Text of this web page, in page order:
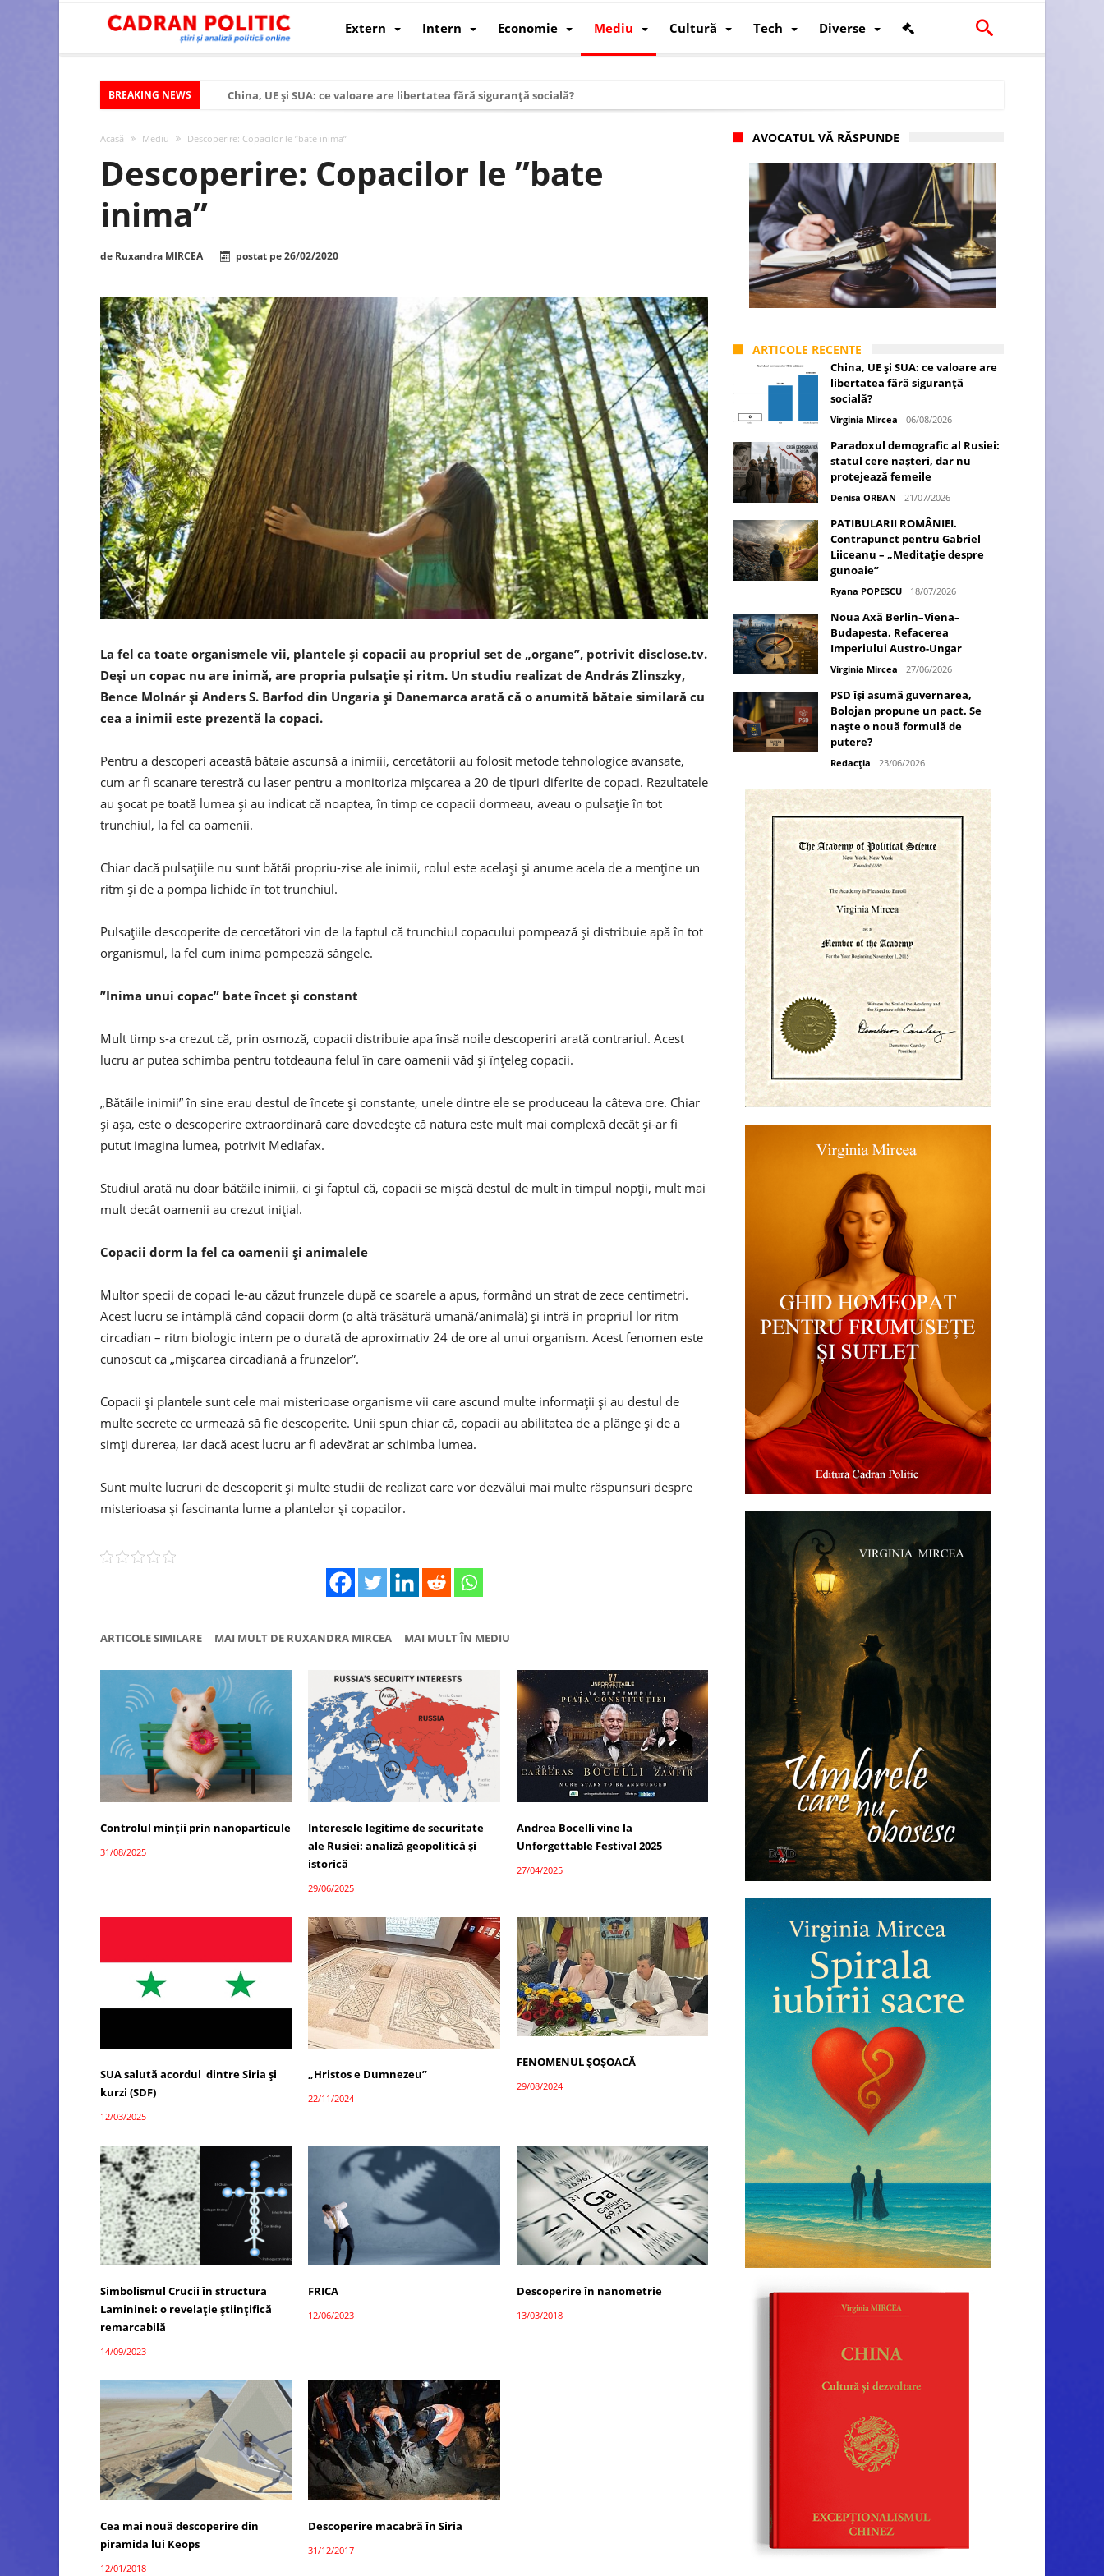
Extern Intern Economie Mediu Cultură Tech Diverse
BREAKING NEWS
China, UE și SUA: ce valoare are libertatea fără siguranță socială?
Modelul economic al Chinei: cum a devenit atelierul lumii și rivalul economic al SUA
Viitorul României în Uniunea Europeană. Ce ne așteaptă? – O analiză structurală a demografiei, fiscalității și poziției României în U.E.
Controlul minții prin nanoparticule
Huawei dezvoltă un nou cip AI pentru a înlocui Nvidia
Acasă Mediu Descoperire: Copacilor le ”bate inima”
Descoperire: Copacilor le ”bate
inima”
de Ruxandra MIRCEA postat pe26/02/2020
La fel ca toate organismele vii, plantele şi copacii au propriul set de „organe”, potrivit disclose.tv.
Deşi un copac nu are inimă, are propria pulsaţie şi ritm. Un studiu realizat de András Zlinszky,
Bence Molnár şi Anders S. Barfod din Ungaria şi Danemarca arată că o anumită bătaie similară cu
cea a inimii este prezentă la copaci.
Pentru a descoperi această bătaie ascunsă a inimiii, cercetătorii au folosit metode tehnologice avansate,
cum ar fi scanare terestră cu laser pentru a monitoriza mişcarea a 20 de tipuri diferite de copaci. Rezultatele
au şocat pe toată lumea şi au indicat că noaptea, în timp ce copacii dormeau, aveau o pulsaţie în tot
trunchiul, la fel ca oamenii.
Chiar dacă pulsaţiile nu sunt bătăi propriu-zise ale inimii, rolul este acelaşi şi anume acela de a menţine un
ritm şi de a pompa lichide în tot trunchiul.
Pulsaţiile descoperite de cercetători vin de la faptul că trunchiul copacului pompează şi distribuie apă în tot
organismul, la fel cum inima pompează sângele.
”Inima unui copac” bate încet și constant
Mult timp s-a crezut că, prin osmoză, copacii distribuie apa însă noile descoperiri arată contrariul. Acest
lucru ar putea schimba pentru totdeauna felul în care oamenii văd şi înţeleg copacii.
„Bătăile inimii” în sine erau destul de încete şi constante, unele dintre ele se produceau la câteva ore. Chiar
şi aşa, este o descoperire extraordinară care dovedeşte că natura este mult mai complexă decât şi-ar fi
putut imagina lumea, potrivit Mediafax.
Studiul arată nu doar bătăile inimii, ci şi faptul că, copacii se mişcă destul de mult în timpul nopţii, mult mai
mult decât oamenii au crezut iniţial.
Copacii dorm la fel ca oamenii și animalele
Multor specii de copaci le-au căzut frunzele după ce soarele a apus, formând un strat de zece centimetri.
Acest lucru se întâmplă când copacii dorm (o altă trăsătură umană/animală) şi intră în propriul lor ritm
circadian – ritm biologic intern pe o durată de aproximativ 24 de ore al unui organism. Acest fenomen este
cunoscut ca „mişcarea circadiană a frunzelor”.
Copacii şi plantele sunt cele mai misterioase organisme vii care ascund multe informaţii şi au destul de
multe secrete ce urmează să fie descoperite. Unii spun chiar că, copacii au abilitatea de a plânge şi de a
simţi durerea, iar dacă acest lucru ar fi adevărat ar schimba lumea.
Sunt multe lucruri de descoperit şi multe studii de realizat care vor dezvălui mai multe răspunsuri despre
misterioasa şi fascinanta lume a plantelor şi copacilor.
ARTICOLE SIMILARE MAI MULT DE RUXANDRA MIRCEA MAI MULT ÎN MEDIU
Controlul minții prin nanoparticule
31/08/2025
Interesele legitime de securitate
ale Rusiei: analiză geopolitică și
istorică
29/06/2025
Andrea Bocelli vine la
Unforgettable Festival 2025
27/04/2025
SUA salută acordul dintre Siria și
kurzi (SDF)
12/03/2025
„Hristos e Dumnezeu”
22/11/2024
FENOMENUL ȘOȘOACĂ
29/08/2024
Simbolismul Crucii în structura
Lamininei: o revelație științifică
remarcabilă
14/09/2023
FRICA
12/06/2023
Descoperire în nanometrie
13/03/2018
Cea mai nouă descoperire din
piramida lui Keops
12/01/2018
Descoperire macabră în Siria
31/12/2017
AVOCATUL VĂ RĂSPUNDE
ARTICOLE RECENTE
China, UE și SUA: ce valoare are
libertatea fără siguranță
socială?
Virginia Mircea 06/08/2026
Paradoxul demografic al Rusiei:
statul cere nașteri, dar nu
protejează femeile
Denisa ORBAN 21/07/2026
PATIBULARII ROMÂNIEI.
Contrapunct pentru Gabriel
Liiceanu – „Meditație despre
gunoaie”
Ryana POPESCU 18/07/2026
Noua Axă Berlin–Viena–
Budapesta. Refacerea
Imperiului Austro-Ungar
Virginia Mircea 27/06/2026
PSD își asumă guvernarea,
Bolojan propune un pact. Se
naște o nouă formulă de
putere?
Redacția 23/06/2026